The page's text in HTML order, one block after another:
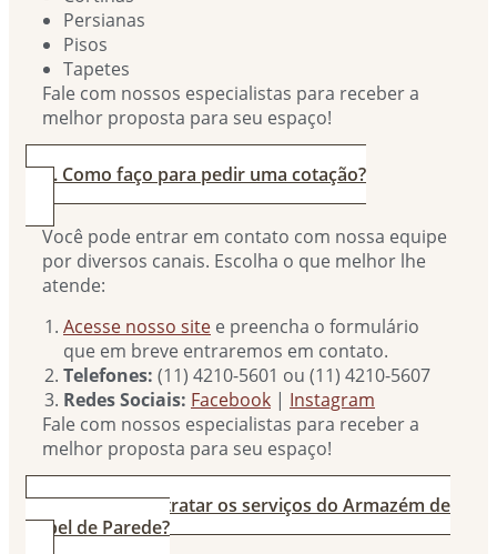
Persianas
Pisos
Tapetes
Fale com nossos especialistas para receber a
melhor proposta para seu espaço!
2. Como faço para pedir uma cotação?
Você pode entrar em contato com nossa equipe
por diversos canais. Escolha o que melhor lhe
atende:
Acesse nosso site e preencha o formulário
que em breve entraremos em contato.
Telefones: (11) 4210-5601 ou (11) 4210-5607
Redes Sociais: Facebook | Instagram
Fale com nossos especialistas para receber a
melhor proposta para seu espaço!
3. Por que contratar os serviços do Armazém de
Papel de Parede?